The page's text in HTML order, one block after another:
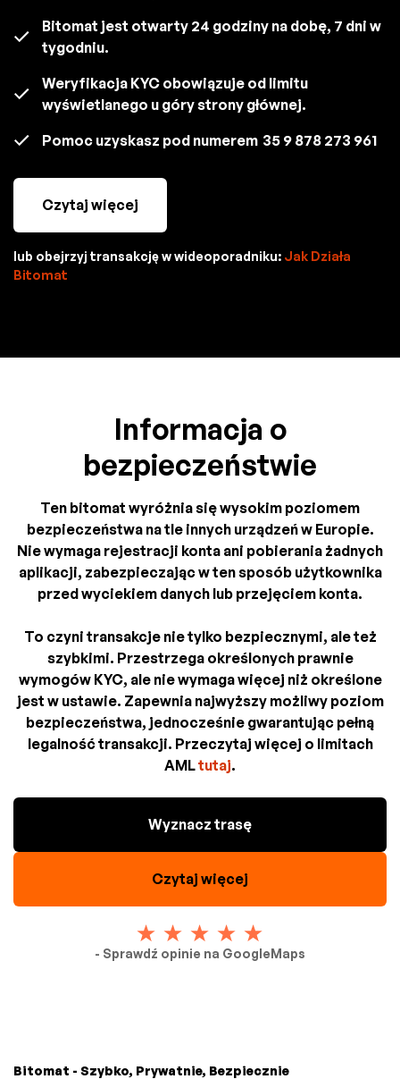
Bitomat jest otwarty 24 godziny na dobę, 7 dni w
tygodniu.
Weryfikacja KYC obowiązuje od limitu
wyświetlanego u góry strony głównej.
Pomoc uzyskasz pod numerem 35 9 878 273 961
Czytaj więcej
lub obejrzyj transakcję w wideoporadniku: Jak Działa
Bitomat
Informacja o
bezpieczeństwie
Ten bitomat wyróżnia się wysokim poziomem
bezpieczeństwa na tle innych urządzeń w Europie.
Nie wymaga rejestracji konta ani pobierania żadnych
aplikacji, zabezpieczając w ten sposób użytkownika
przed wyciekiem danych lub przejęciem konta.
To czyni transakcje nie tylko bezpiecznymi, ale też
szybkimi. Przestrzega określonych prawnie
wymogów KYC, ale nie wymaga więcej niż określone
jest w ustawie. Zapewnia najwyższy możliwy poziom
bezpieczeństwa, jednocześnie gwarantując pełną
legalność transakcji. Przeczytaj więcej o limitach
AMLtutaj.
Wyznacz trasę
Czytaj więcej
- Sprawdź opinie na GoogleMaps
Bitomat - Szybko, Prywatnie, Bezpiecznie